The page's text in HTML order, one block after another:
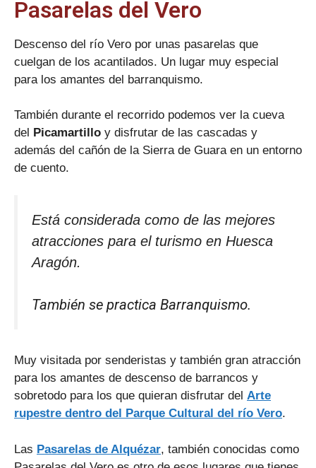
Pasarelas del Vero
Descenso del río Vero por unas pasarelas que
cuelgan de los acantilados. Un lugar muy especial
para los amantes del barranquismo.
También durante el recorrido podemos ver la cueva
del
Picamartillo y disfrutar de las cascadas y
además del cañón de la Sierra de Guara en un entorno
de cuento.
Está considerada como de las mejores
atracciones para el turismo en Huesca
Aragón.
También se practica Barranquismo.
Muy visitada por senderistas y también gran atracción
para los amantes de descenso de barrancos y
sobretodo para los que quieran disfrutar del Arte
rupestre dentro del Parque Cultural del río Vero.
Las Pasarelas de Alquézar, también conocidas como